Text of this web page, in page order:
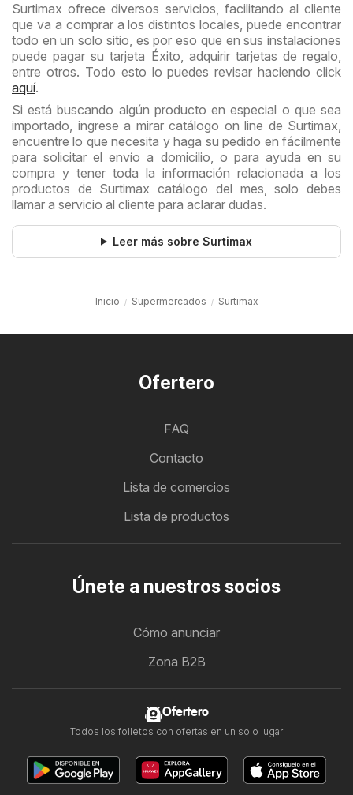
Surtimax ofrece diversos servicios, facilitando al cliente
que va a comprar a los distintos locales, puede encontrar
todo en un solo sitio, es por eso que en sus instalaciones
puede pagar su tarjeta Éxito, adquirir tarjetas de regalo,
entre otros. Todo esto lo puedes revisar haciendo click
aquí.
Si está buscando algún producto en especial o que sea
importado, ingrese a mirar catálogo on line de Surtimax,
encuentre lo que necesita y haga su pedido en fácilmente
para solicitar el envío a domicilio, o para ayuda en su
compra y tener toda la información relacionada a los
productos de Surtimax catálogo del mes, solo debes
llamar a servicio al cliente para aclarar dudas.
Leer más sobre Surtimax
Inicio Supermercados Surtimax
Ofertero
FAQ
Contacto
Lista de comercios
Lista de productos
Únete a nuestros socios
Cómo anunciar
Zona B2B
Ofertero
Todos los folletos con ofertas en un solo lugar